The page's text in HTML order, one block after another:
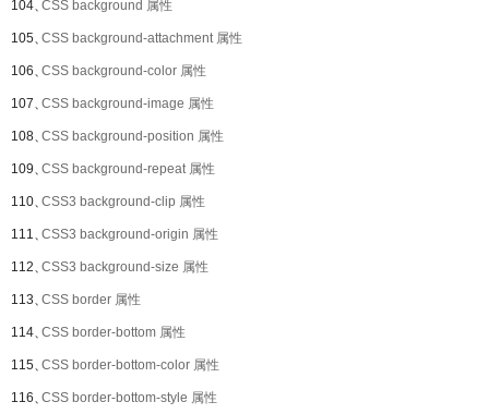
104、CSS background 属性
105、CSS background-attachment 属性
106、CSS background-color 属性
107、CSS background-image 属性
108、CSS background-position 属性
109、CSS background-repeat 属性
110、CSS3 background-clip 属性
111、CSS3 background-origin 属性
112、CSS3 background-size 属性
113、CSS border 属性
114、CSS border-bottom 属性
115、CSS border-bottom-color 属性
116、CSS border-bottom-style 属性